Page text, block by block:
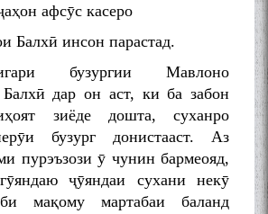
афсӯс касеро
Балхӣ инсон парастад.
бузургии Мавлоно
дар он аст, ки ба забон
зиёде дошта, суханро
бузург донистааст. Аз
пурэъзози ӯ чунин бармеояд,
ҷӯяндаи сухани некӯ
мақому мартабаи баланд